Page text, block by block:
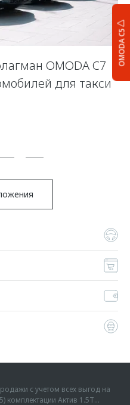
OMODA C5
OMODA C7
для такси
с учетом всех выгод на
Актив 1.5Т